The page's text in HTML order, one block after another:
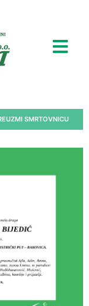
SMRTOVNICU